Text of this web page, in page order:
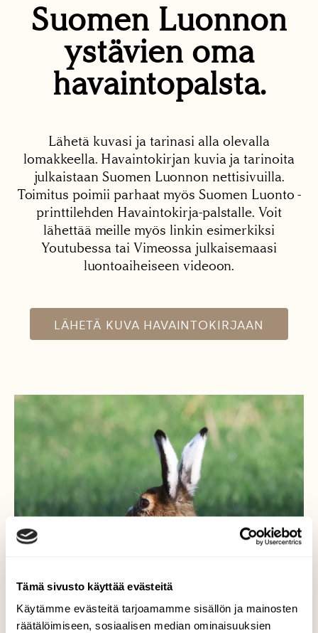
Tämä sivusto käyttää evästeitä
Käytämme evästeitä tarjoamamme sisällön ja mainosten
räätälöimiseen, sosiaalisen median ominaisuuksien
Suomen Luonnon
ystävien oma
havaintopalsta.
Lähetä kuvasi ja tarinasi alla olevalla
lomakkeella. Havaintokirjan kuvia ja tarinoita
julkaistaan Suomen Luonnon nettisivuilla.
Toimitus poimii parhaat myös Suomen Luonto -
printtilehden Havaintokirja-palstalle. Voit
lähettää meille myös linkin esimerkiksi
Youtubessa tai Vimeossa julkaisemaasi
luontoaiheiseen videoon.
LÄHETÄ KUVA HAVAINTOKIRJAAN